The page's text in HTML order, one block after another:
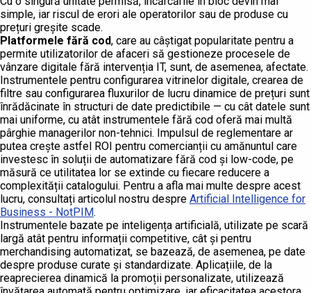
simple, iar riscul de erori ale operatorilor sau de produse cu
prețuri greșite scade.
Platformele fără cod, care au câștigat popularitate pentru a
permite utilizatorilor de afaceri să gestioneze procesele de
vânzare digitale fără intervenția IT, sunt, de asemenea, afectate.
Instrumentele pentru configurarea vitrinelor digitale, crearea de
filtre sau configurarea fluxurilor de lucru dinamice de prețuri sunt
înrădăcinate în structuri de date predictibile — cu cât datele sunt
mai uniforme, cu atât instrumentele fără cod oferă mai multă
pârghie managerilor non-tehnici. Impulsul de reglementare ar
putea crește astfel ROI pentru comercianții cu amănuntul care
investesc în soluții de automatizare fără cod și low-code, pe
măsură ce utilitatea lor se extinde cu fiecare reducere a
complexității catalogului. Pentru a afla mai multe despre acest
lucru, consultați articolul nostru despre Artificial Intelligence for
Business - NotPIM.
Instrumentele bazate pe inteligența artificială, utilizate pe scară
largă atât pentru informații competitive, cât și pentru
merchandising automatizat, se bazează, de asemenea, pe date
despre produse curate și standardizate. Aplicațiile, de la
reaprecierea dinamică la promoții personalizate, utilizează